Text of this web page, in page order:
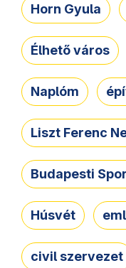
Horn Gyula
Élhető város
Naplóm
Liszt Ferenc
Budapesti
Húsvét
civil szervezet